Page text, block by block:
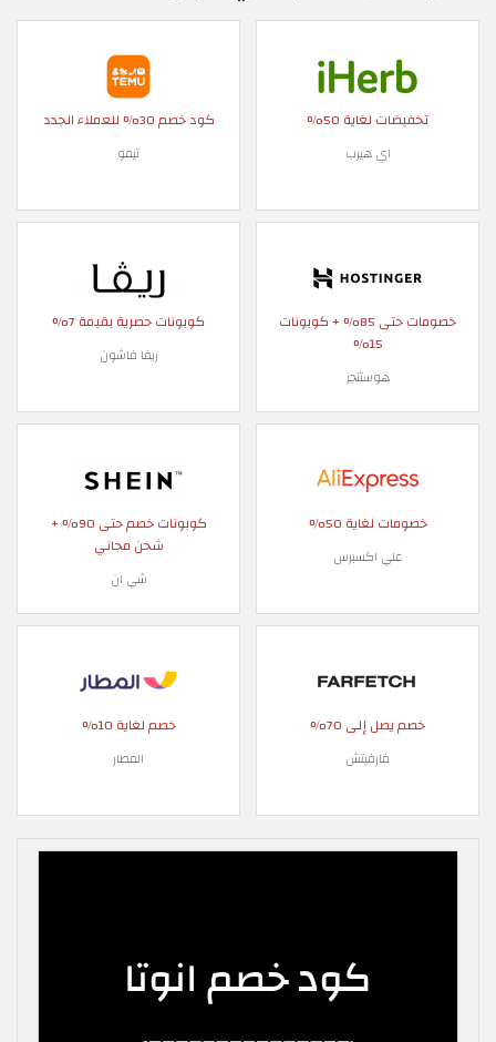
تخفيضات لغاية 50%
اي هيرب
كود خصم 30% للعملاء الجدد
تيمو
خصومات حتى 85% + كوبونات
15%
هوستنجر
كوبونات حصرية بقيمة 7%
ريفا فاشون
خصومات لغاية 50%
علي اكسبرس
كوبونات خصم حتى 90% +
شحن مجاني
شي ان
خصم يصل إلى 70%
فارفيتش
خصم لغاية 10%
المطار